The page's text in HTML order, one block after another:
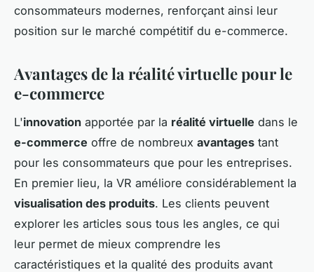
consommateurs modernes, renforçant ainsi leur
position sur le marché compétitif du e-commerce.
Avantages de la réalité virtuelle pour le
e-commerce
L'innovation apportée par la réalité virtuelle dans le
e-commerce offre de nombreux avantages tant
pour les consommateurs que pour les entreprises.
En premier lieu, la VR améliore considérablement la
visualisation des produits. Les clients peuvent
explorer les articles sous tous les angles, ce qui
leur permet de mieux comprendre les
caractéristiques et la qualité des produits avant